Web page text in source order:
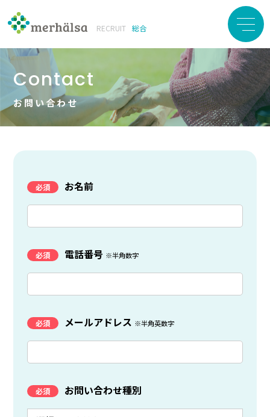
RECRUIT
Contact
お問い合わせ
お名前
電話番号 ※半角数字
メールアドレス ※半角英数字
お問い合わせ種別